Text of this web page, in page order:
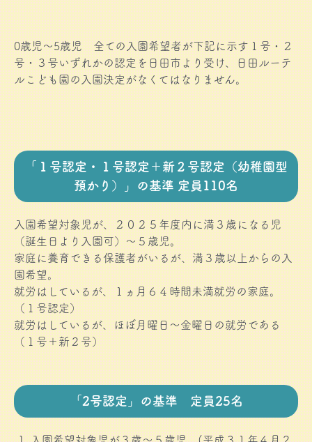
0歳児～5歳児 全ての入園希望者が下記に示す１号・２
号・３号いずれかの認定を日田市より受け、日田ルーテ
ルこども園の入園決定がなくてはなりません。
「１号認定・１号認定＋新２号認定（幼稚園型
預かり）」の基準 定員110名
入園希望対象児が、２０２５年度内に満３歳になる児
（誕生日より入園可）～５歳児。
家庭に養育できる保護者がいるが、満３歳以上からの入
園希望。
就労はしているが、１ヵ月６４時間未満就労の家庭。
（１号認定）
就労はしているが、ほぼ月曜日～金曜日の就労である
（１号＋新２号）
「2号認定」の基準 定員25名
入園希望対象児が３歳～５歳児。(平成３１年４月２